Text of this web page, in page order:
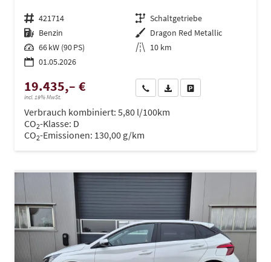
Fahrzeugnr. 421714 Getriebe Schaltgetriebe
Kraftstoff Benzin Außenfarbe Dragon Red Metallic
Leistung 66 kW (90 PS) Kilometerstand 10 km
01.05.2026
19.435,– €
incl. 19% MwSt.
Wir rufen Sie anPDF-Datei, Fahrzeugexposé
Verbrauch kombiniert: 5,80 l/100km
CO2-Klasse: D
CO2-Emissionen: 130,00 g/km